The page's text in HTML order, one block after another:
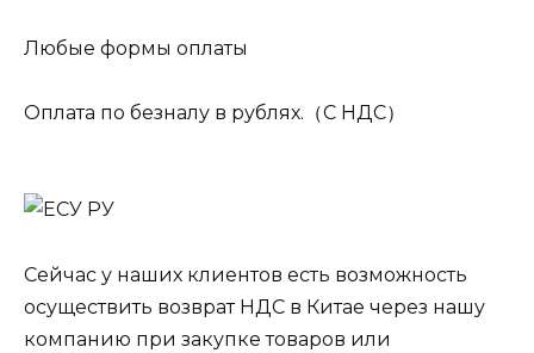
Любые формы оплаты
Оплата по безналу в рублях.（C НДС）
Сейчас у наших клиентов есть возможность
осуществить возврат НДС в Китае через нашу
компанию при закупке товаров или